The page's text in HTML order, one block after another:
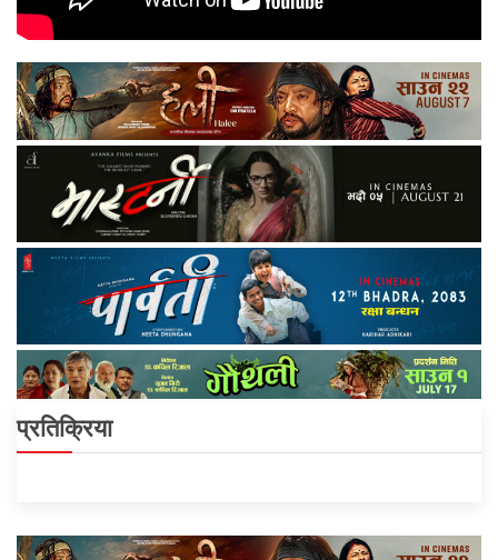
प्रतिक्रिया